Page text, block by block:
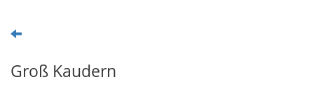
Groß Kaudern